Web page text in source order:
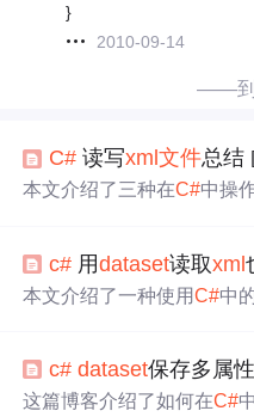
}
2010-09-14
——
C# 读写xml文件总结
本文介绍了三种在C#中操
。同时，文章提供了详细
修改和删除XML节点，以
c# 用dataset读取xml
本文介绍了一种使用C#中
结构。
c# dataset保存多属
这篇博客介绍了如何在C#